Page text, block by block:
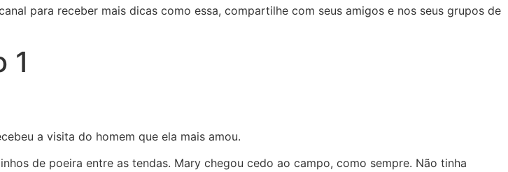
para receber mais dicas como essa, compartilhe com seus amigos e nos seus grupos de
1
a visita do homem que ela mais amou.
de poeira entre as tendas. Mary chegou cedo ao campo, como sempre. Não tinha